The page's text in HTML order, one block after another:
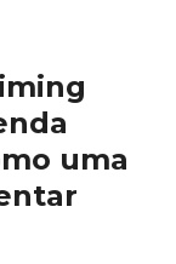
uma